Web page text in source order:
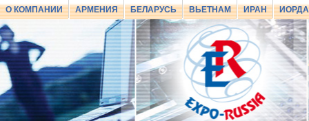
О КОМПАНИИ АРМЕНИЯ БЕЛАРУСЬ ВЬЕТНАМ ИРАН